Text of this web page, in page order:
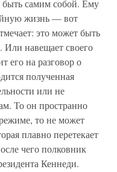
самим собой. Ему
жизнь — вот
это может быть
Или навещает своего
его на разговор о
полученная
или не
То он пространно
то не может
плавно перетекает
чего полковник
Кеннеди.